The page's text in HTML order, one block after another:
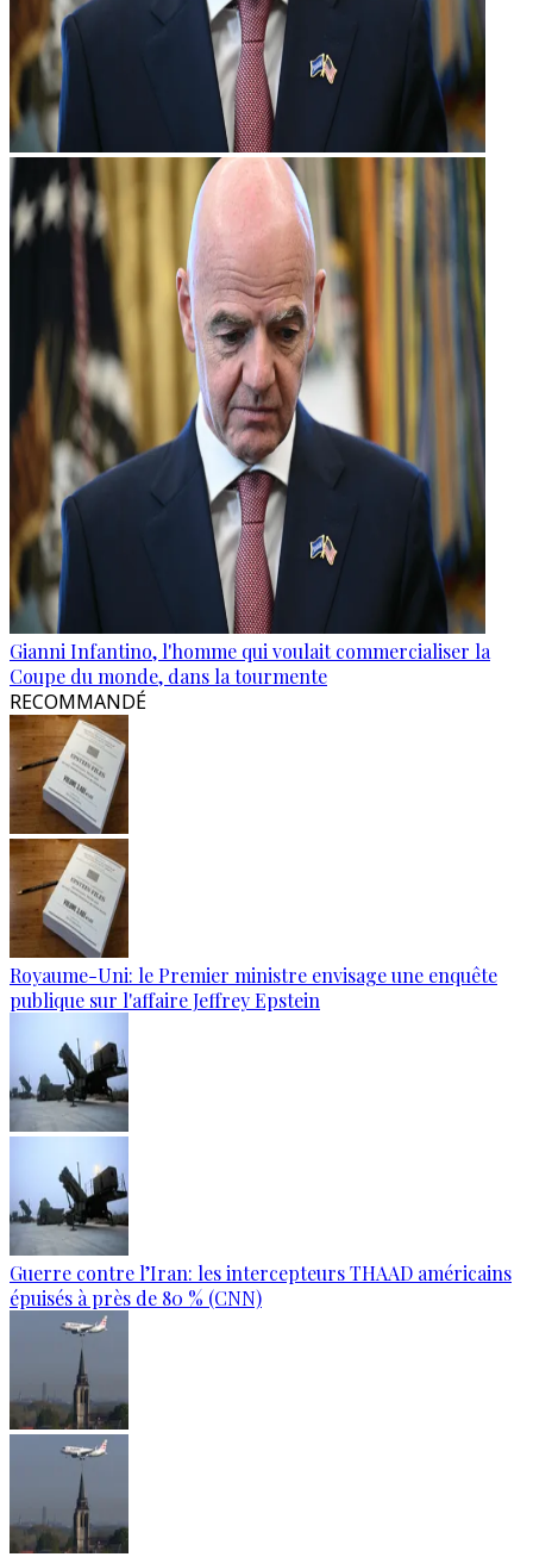
Gianni Infantino, l'homme qui voulait commercialiser la
Coupe du monde, dans la tourmente
RECOMMANDÉ
Royaume-Uni: le Premier ministre envisage une enquête
publique sur l'affaire Jeffrey Epstein
Guerre contre l’Iran: les intercepteurs THAAD américains
épuisés à près de 80 % (CNN)